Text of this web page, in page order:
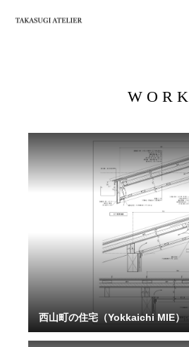
W O R K
西山町の住宅（Yokkaichi MIE）